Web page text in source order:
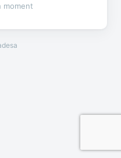
moment